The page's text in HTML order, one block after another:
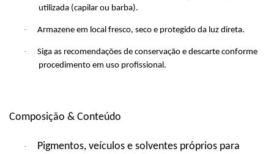
utilizada (capilar ou barba).
· Armazene em local fresco, seco e protegido da luz direta.
·
Siga as recomendações de conservação e descarte conforme
procedimento em uso profissional.
Composição & Conteúdo
·
Pigmentos, veículos e solventes próprios para